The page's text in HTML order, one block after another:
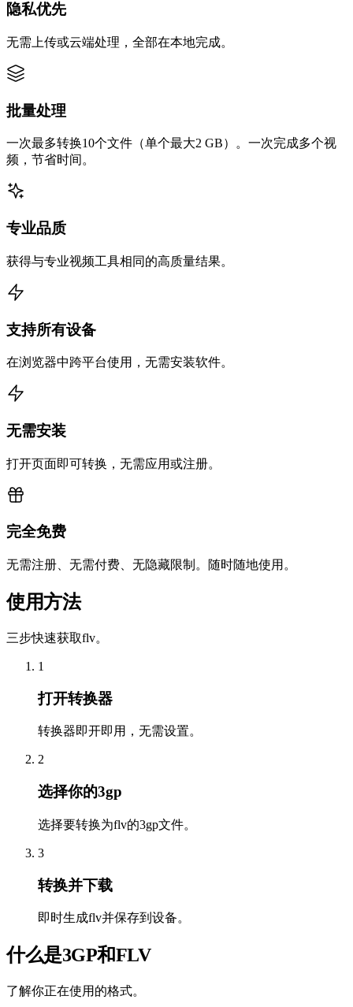
隐私优先
无需上传或云端处理，全部在本地完成。
批量处理
一次最多转换10个文件（单个最大2 GB）。一次完成多个视
频，节省时间。
专业品质
获得与专业视频工具相同的高质量结果。
支持所有设备
在浏览器中跨平台使用，无需安装软件。
无需安装
打开页面即可转换，无需应用或注册。
完全免费
无需注册、无需付费、无隐藏限制。随时随地使用。
使用方法
三步快速获取flv。
1
打开转换器
转换器即开即用，无需设置。
2
选择你的3gp
选择要转换为flv的3gp文件。
3
转换并下载
即时生成flv并保存到设备。
什么是3GP和FLV
了解你正在使用的格式。